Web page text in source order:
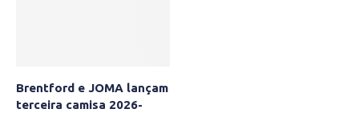
Brentford e JOMA lançam
terceira camisa 2026-